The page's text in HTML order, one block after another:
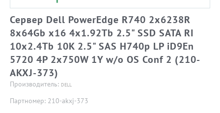
Сервер Dell PowerEdge R740 2x6238R
8x64Gb x16 4x1.92Tb 2.5" SSD SATA RI
10x2.4Tb 10K 2.5" SAS H740p LP iD9En
5720 4P 2x750W 1Y w/o OS Conf 2 (210-
AKXJ-373)
Производитель: DELL
Партномер: 210-akxj-373